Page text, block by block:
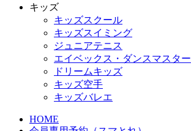
キッズ
キッズスクール
キッズスイミング
ジュニアテニス
エイベックス・ダンスマスター
ドリームキッズ
キッズ空手
キッズバレエ
HOME